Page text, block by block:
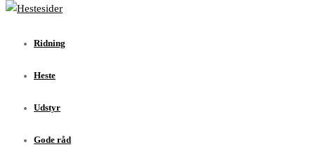
Ridning
Heste
Udstyr
Gode råd